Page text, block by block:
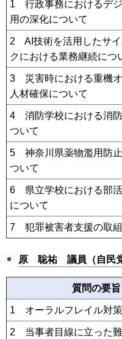
1 行政事務におけるデ
用の深化について
2 AI技術を活用したサイ
クにおける業務継続につ
3 災害時における重機
人材確保について
4 消防学校における消
ついて
5 神奈川県薬物濫用防
ついて
6 県立学校における部
について
7 犯罪被害者支援の取
原 聡祐 議員（自民
質問の要旨
1 オーラルフレイル対
2 当事者目線に立った